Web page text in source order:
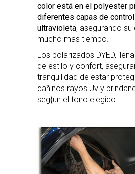
color está en el polyester
diferentes capas de control
ultravioleta, asegurando
mucho mas tiempo.
Los polarizados DYED,
de estilo y confort,
tranquilidad de estar
dañinos rayos Uv y
seg{un el tono elegido.